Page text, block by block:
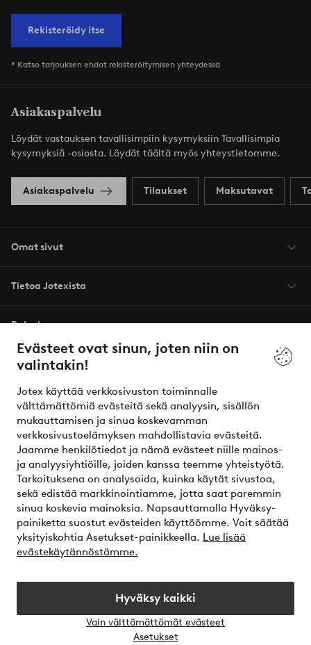
Evästeet ovat sinun, joten niin on
valintakin!
Jotex käyttää verkkosivuston toiminnalle
välttämättömiä evästeitä sekä analyysin, sisällön
mukauttamisen ja sinua koskevamman
verkkosivustoelämyksen mahdollistavia evästeitä.
Jaamme henkilötiedot ja nämä evästeet niille mainos-
ja analyysiyhtiöille, joiden kanssa teemme yhteistyötä.
Tarkoituksena on analysoida, kuinka käytät sivustoa,
sekä edistää markkinointiamme, jotta saat paremmin
sinua koskevia mainoksia. Napsauttamalla Hyväksy-
painiketta suostut evästeiden käyttöömme. Voit säätää
yksityiskohtia Asetukset-painikkeella. Lue lisää
evästekäytännöstämme.
Hyväksy kaikki
Vain välttämättömät evästeet
Asetukset
Rekisteröidy itse
* Katso tarjouksen ehdot rekisteröitymisen yhteydessä
Asiakaspalvelu
Löydät vastauksen tavallisimpiin kysymyksiin Tavallisimpia
kysymyksiä -osiosta. Löydät täältä myös yhteystietomme.
Asiakaspalvelu Tilaukset Maksutavat
Omat sivut
Tietoa Jotexista
Palvelumme
Ehdot
Ystävät
Turvalliset maksut – maksa nyt tai erissä
Haluatko tietää lisää maksuvaihtoehdoistamme?
elpy